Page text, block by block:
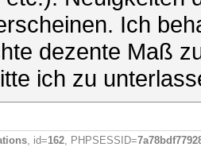
Ich
dezente Maß
ich zu
, id=162, PHPSESSID=